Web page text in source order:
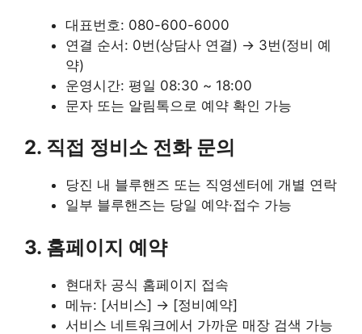
대표번호: 080-600-6000
연결 순서: 0번(상담사 연결) → 3번(정비 예
약)
운영시간: 평일 08:30 ~ 18:00
문자 또는 알림톡으로 예약 확인 가능
2. 직접 정비소 전화 문의
당진 내 블루핸즈 또는 직영센터에 개별 연락
일부 블루핸즈는 당일 예약·접수 가능
3. 홈페이지 예약
현대차 공식 홈페이지 접속
메뉴: [서비스] → [정비예약]
서비스 네트워크에서 가까운 매장 검색 가능